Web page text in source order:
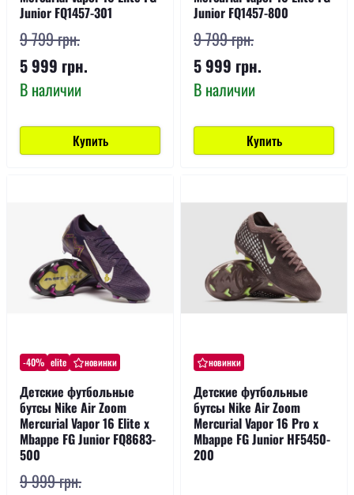
Junior FQ1457-301
9 799 грн.
5 999 грн.
В наличии
Купить
Junior FQ1457-800
9 799 грн.
5 999 грн.
В наличии
Купить
-40% elite новинки
Детские футбольные
бутсы Nike Air Zoom
Mercurial Vapor 16 Elite x
Mbappe FG Junior FQ8683-
500
9 999 грн.
новинки
Детские футбольные
бутсы Nike Air Zoom
Mercurial Vapor 16 Pro x
Mbappe FG Junior HF5450-
200